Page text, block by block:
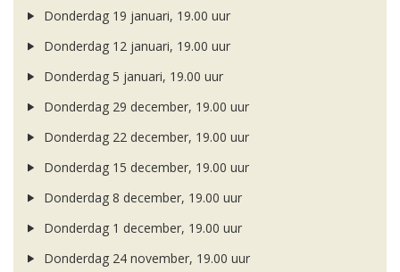
Donderdag 19 januari, 19.00 uur
Donderdag 12 januari, 19.00 uur
Donderdag 5 januari, 19.00 uur
Donderdag 29 december, 19.00 uur
Donderdag 22 december, 19.00 uur
Donderdag 15 december, 19.00 uur
Donderdag 8 december, 19.00 uur
Donderdag 1 december, 19.00 uur
Donderdag 24 november, 19.00 uur